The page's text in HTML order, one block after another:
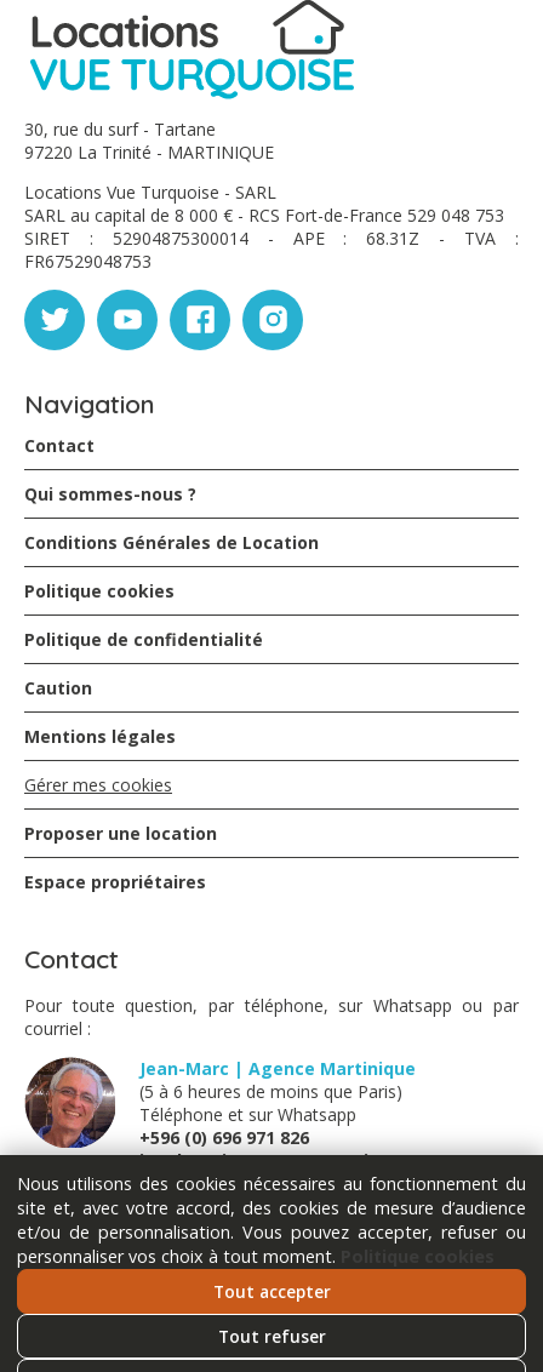
30, rue du surf - Tartane
97220 La Trinité - MARTINIQUE
Locations Vue Turquoise - SARL
SARL au capital de 8 000 € - RCS Fort-de-France 529 048 753
SIRET : 52904875300014 - APE : 68.31Z - TVA :
FR67529048753
Navigation
Contact
Qui sommes-nous ?
Conditions Générales de Location
Politique cookies
Politique de confidentialité
Caution
Mentions légales
Gérer mes cookies
Proposer une location
Espace propriétaires
Contact
Pour toute question, par téléphone, sur Whatsapp ou par
courriel :
Jean-Marc | Agence Martinique
(5 à 6 heures de moins que Paris)
Téléphone et sur Whatsapp
+596 (0) 696 971 826
jm@locations-vue-turquoise.com
Marion | France métropolitaine
(Lundi - Mardi - Jeudi - Vendredi)
Téléphone et sur Whatsapp
+33 (0) 611 289 121
marion@locations-vue-turquoise.com
Nous utilisons des cookies nécessaires au fonctionnement du
site et, avec votre accord, des cookies de mesure d’audience
et/ou de personnalisation. Vous pouvez accepter, refuser ou
personnaliser vos choix à tout moment.
Tout accepter
Tout refuser